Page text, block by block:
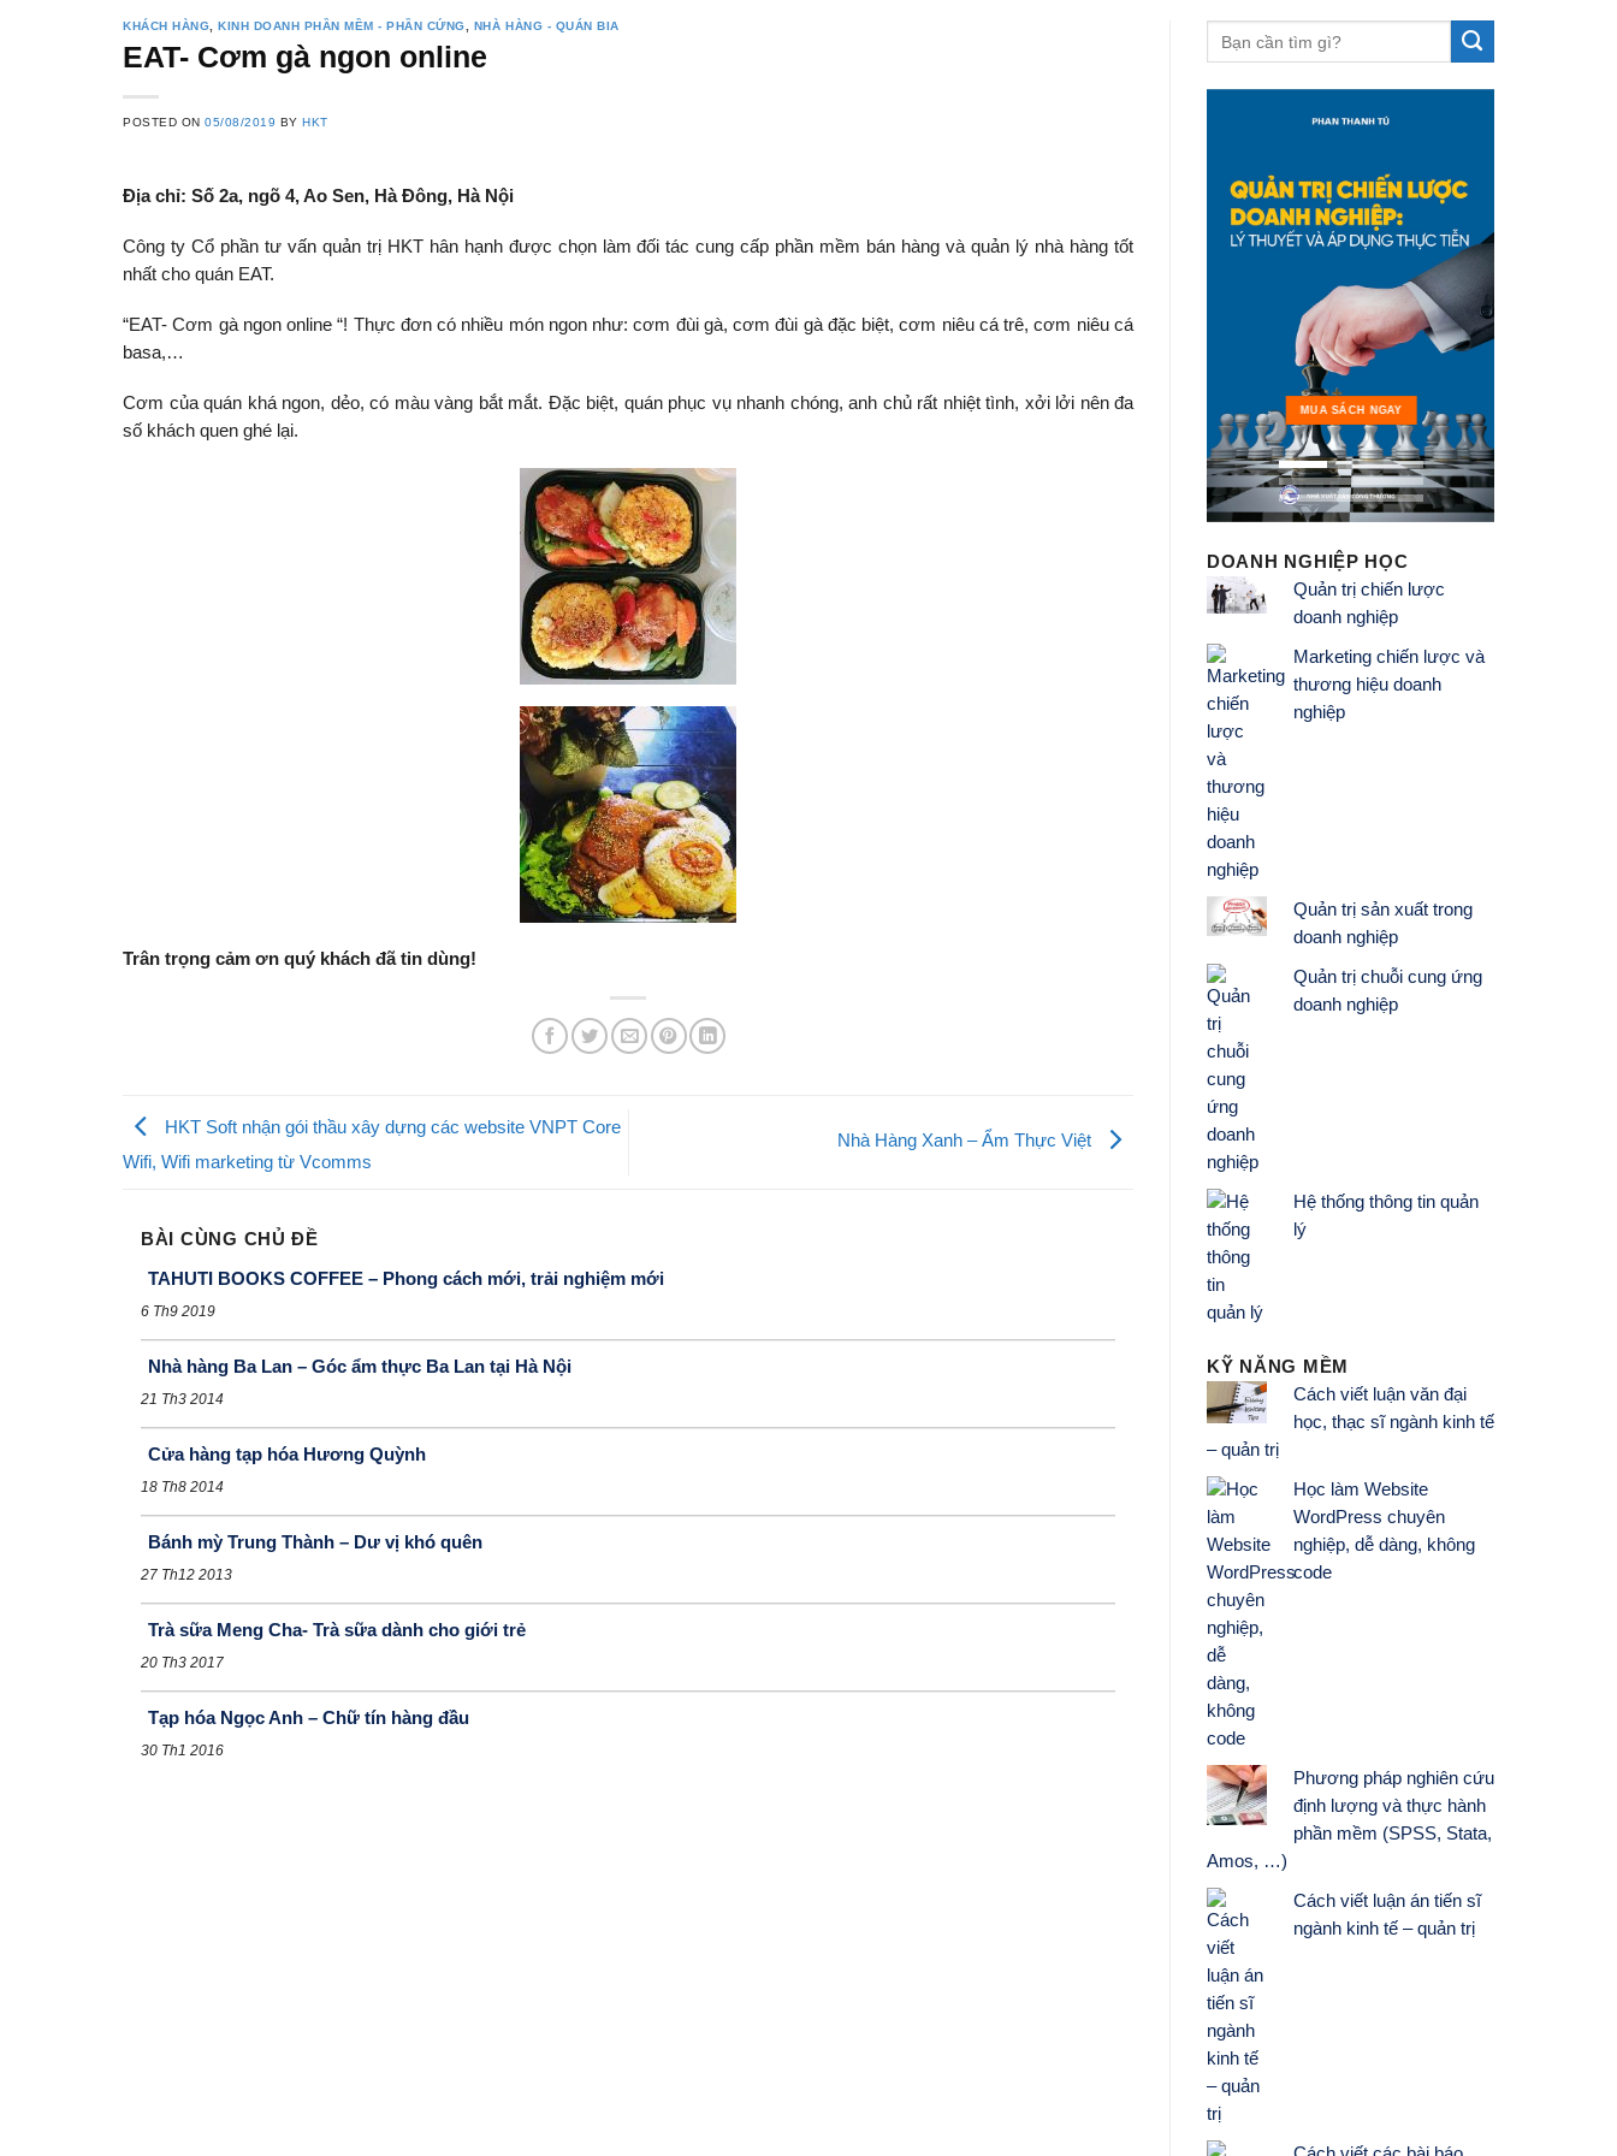
KHÁCH HÀNG ,KINH DOANH PHẦN MỀM - PHẦN CỨNG NHÀ HÀNG - QUÁN BIA
EAT- Cơm gà ngon online
POSTED ON05/08/2019 BYHKT
Địa chỉ: Số 2a, ngõ 4, Ao Sen, Hà Đông, Hà Nội
Công ty Cổ phần tư vấn quản trị HKT hân hạnh được chọn làm đối tác cung cấp phần mềm bán hàng và quản lý nhà hàng tốt
nhất cho quán EAT.
“EAT- Cơm gà ngon online “! Thực đơn có nhiều món ngon như: cơm đùi gà, cơm đùi gà đặc biệt, cơm niêu cá trê, cơm niêu cá
basa,…
Cơm của quán khá ngon, dẻo, có màu vàng bắt mắt. Đặc biệt, quán phục vụ nhanh chóng, anh chủ rất nhiệt tình, xởi lởi nên đa
số khách quen ghé lại.
Trân trọng cảm ơn quý khách đã tin dùng!
HKT Soft nhận gói thầu xây dựng các website VNPT Core
Wifi, Wifi marketing từ Vcomms
Nhà Hàng Xanh – Ẩm Thực Việt
BÀI CÙNG CHỦ ĐỀ
TAHUTI BOOKS COFFEE – Phong cách mới, trải nghiệm mới
6 Th9 2019
Nhà hàng Ba Lan – Góc ẩm thực Ba Lan tại Hà Nội
21 Th3 2014
Cửa hàng tạp hóa Hương Quỳnh
18 Th8 2014
Bánh mỳ Trung Thành – Dư vị khó quên
27 Th12 2013
Trà sữa Meng Cha- Trà sữa dành cho giới trẻ
20 Th3 2017
Tạp hóa Ngọc Anh – Chữ tín hàng đầu
30 Th1 2016
MUA SÁCH NGAY
DOANH NGHIỆP HỌC
Quản trị chiến lược
doanh nghiệp
Marketing chiến lược và
thương hiệu doanh
nghiệp
Quản trị sản xuất trong
doanh nghiệp
Quản trị chuỗi cung ứng
doanh nghiệp
Hệ thống thông tin quản
lý
KỸ NĂNG MỀM
Cách viết luận văn đại
học, thạc sĩ ngành kinh tế
– quản trị
Học làm Website
WordPress chuyên
nghiệp, dễ dàng, không
code
Phương pháp nghiên cứu
định lượng và thực hành
phần mềm (SPSS, Stata,
Amos, …)
Cách viết luận án tiến sĩ
ngành kinh tế – quản trị